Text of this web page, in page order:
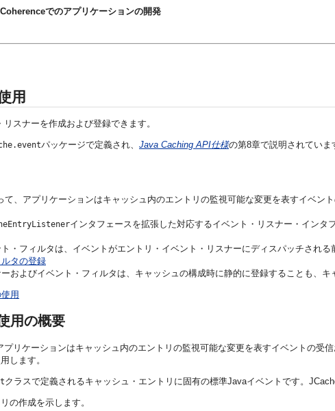
でのアプリケーションの開発
用
スナーを作成および登録できます。
パッケージで定義され、 Java Caching API仕様の第8章で説明されていま
、アプリケーションはキャッシュ内のエントリの監視可能な変更を表すイベン
インタフェースを拡張した対応するイベント・リスナー・インタ
・フィルタは、イベントがエントリ・イベント・リスナーにディスパッチされる
タの登録
およびイベント・フィルタは、キャッシュの構成時に静的に登録することも、
用
用の概要
リケーションはキャッシュ内のエントリの監視可能な変更を表すイベントの受信
します。
クラスで定義されるキャッシュ・エントリに固有の標準Javaイベントです。
の作成を示します。